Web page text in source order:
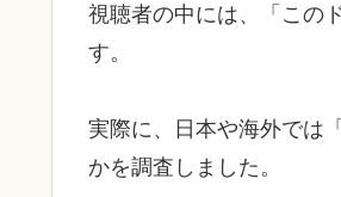
視聴者の中には、「この
す。
実際に、日本や海外では
かを調査しました。